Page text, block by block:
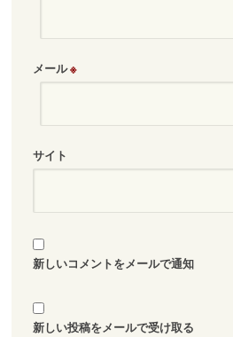
メール※
サイト
新しいコメントをメールで通知
新しい投稿をメールで受け取る